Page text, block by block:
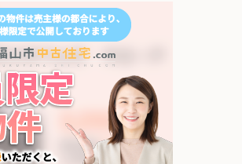
車庫や物置スペースも備わっており、
スとしても便利です(^^) ◆買い物施設や
う便利な立地。二世帯住宅としても検討
まいです。